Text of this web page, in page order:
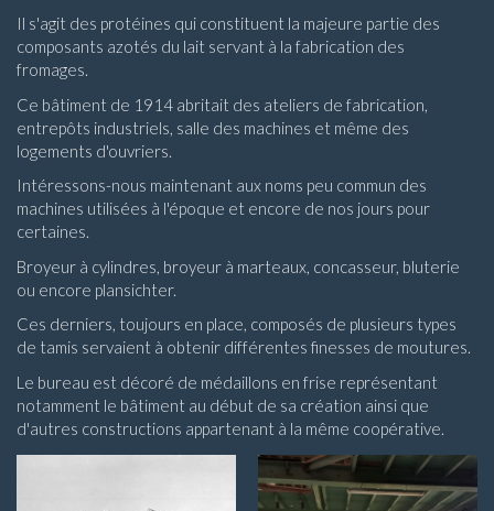
Il s'agit des protéines qui constituent la majeure partie des
composants azotés du lait servant à la fabrication des
fromages.
Ce bâtiment de 1914 abritait des ateliers de fabrication
entrepôts industriels salle des machines et même des
logements d'ouvriers.
Intéressons-nous maintenant aux noms peu commun des
machines utilisées à l'époque et encore de nos jours pour
certaines.
Broyeur à cylindres, broyeur à marteaux, concasseur, bluterie
ou encore plansichter.
Ces derniers, toujours en place, composés de plusieurs types
de tamis servaient à obtenir différentes finesses de moutures.
Le bureau est décoré de médaillons en frise représentant
notamment le bâtiment au début de sa création ainsi que
d'autres constructions appartenant à la même coopérative.